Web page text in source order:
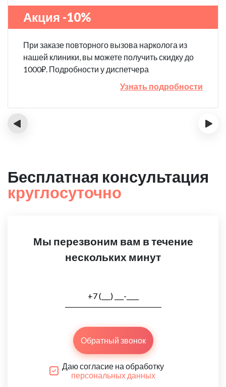
Акция -10%
При заказе повторного вызова нарколога из
нашей клиники, вы можете получить скидку до
1000₽. Подробности у диспетчера
Узнать подробности
‹ ›
Бесплатная консультация
круглосуточно
Мы перезвоним вам в течение
нескольких минут
Обратный звонок
Даю согласие на обработку
персональных данных